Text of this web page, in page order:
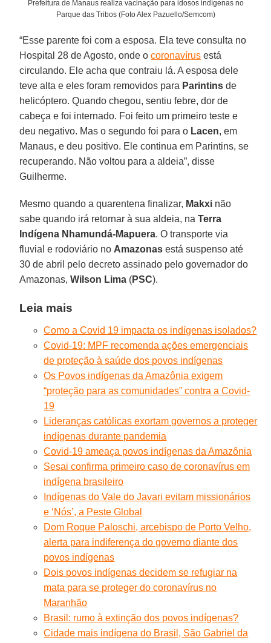
Prefeitura de Manaus realiza vacinação para idosos indígenas no
Parque das Tribos (Foto Alex Pazuello/Semcom)
“Esse parente foi com a esposa. Ela teve consulta no
Hospital 28 de Agosto, onde ocoronavírus está
circulando. Ele acha que contraiu lá. A esposa dele
teve alta e eles foram removidos para Parintins de
helicóptero. Quando chegou, sentiu febre, dor de
cabeça e foi internado. Foi feito um primeiro teste e
deu negativo. Mas o segundo foi para o Lacen, em
Manaus, e deu positivo. Ele continua em Parintins, se
recuperando. Não voltou para a aldeia”, disse
Guilherme.
Mesmo quando a quarentena finalizar, Makxi não
sabe quando irá retornar à sua aldeia, naTerra
Indígena Nhamundá-Mapuera. O transporte via
fluvial e rodoviário no Amazonas está suspenso até
30 de abril pelo decreto assinado pelo governador do
Amazonas,Wilson Lima (PSC).
Leia mais
Como a Covid 19 impacta os indígenas isolados?
Covid-19: MPF recomenda ações emergenciais
de proteção à saúde dos povos indígenas
Os Povos indígenas da Amazônia exigem
“proteção para as comunidades” contra a Covid-
19
Lideranças católicas exortam governos a proteger
indígenas durante pandemia
Covid-19 ameaça povos indígenas da Amazônia
Sesai confirma primeiro caso de coronavírus em
indígena brasileiro
Indígenas do Vale do Javari evitam missionários
e ‘Nós’, a Peste Global
Dom Roque Paloschi, arcebispo de Porto Velho,
alerta para indiferença do governo diante dos
povos indígenas
Dois povos indígenas decidem se refugiar na
mata para se proteger do coronavírus no
Maranhão
Brasil: rumo à extinção dos povos indígenas?
Cidade mais indígena do Brasil, São Gabriel da